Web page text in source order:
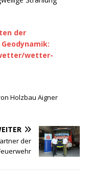
der
wetter-
Holzbau Aigner
der